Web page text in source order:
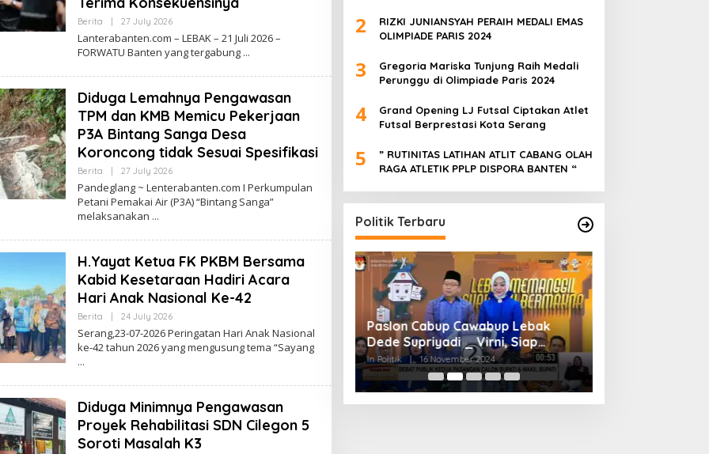
Berita 27 July 2026By
Lanterabanten.com – LEBAK – 21 Juli 2026 –
FORWATU Banten yang tergabung
Diduga Lemahnya Pengawasan
TPM dan KMB Memicu Pekerjaan
P3A Bintang Sanga Desa
Koroncong tidak Sesuai Spesifikasi
Berita 27 July 2026By
Pandeglang ~ Lenterabanten.com I Perkumpulan
Petani Pemakai Air (P3A) “Bintang Sanga”
melaksanakan
H.Yayat Ketua FK PKBM Bersama
Kabid Kesetaraan Hadiri Acara
Hari Anak Nasional Ke-42
Berita 24 July 2026By
Serang,23-07-2026 Peringatan Hari Anak Nasional
ke-42 tahun 2026 yang mengusung tema “Sayang
Diduga Minimnya Pengawasan
Proyek Rehabilitasi SDN Cilegon 5
Soroti Masalah K3
2
RIZKI JUNIANSYAH PERAIH MEDALI EMAS
OLIMPIADE PARIS 2024
3
Gregoria Mariska Tunjung Raih Medali
Perunggu di Olimpiade Paris 2024
4
Grand Opening LJ Futsal Ciptakan Atlet
Futsal Berprestasi Kota Serang
5
” RUTINITAS LATIHAN ATLIT CABANG OLAH
RAGA ATLETIK PPLP DISPORA BANTEN “
Politik Terbaru
Dicopot DPP PPP, Subadri Tolak
Plt DPW Banten dan Siap Gugat
ke Jalur Hukum
Paslon Cabup Cawabup Lebak
Dede Supriyadi _ Virni, Siap
Realisasikan Program
In Politik 16 November 2024